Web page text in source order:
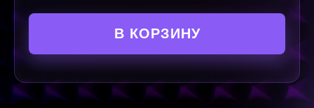
В КОРЗИНУ